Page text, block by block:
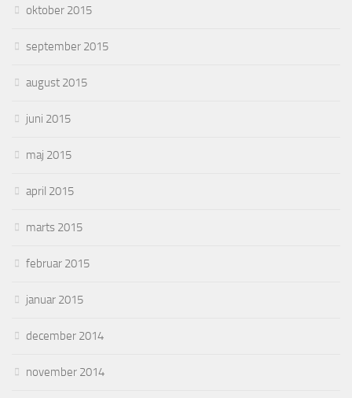
oktober 2015
september 2015
august 2015
juni 2015
maj 2015
april 2015
marts 2015
februar 2015
januar 2015
december 2014
november 2014